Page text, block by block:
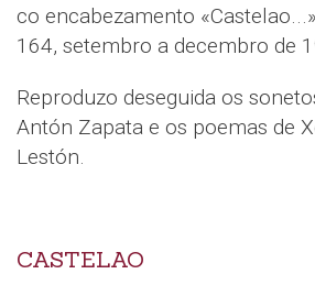
co encabezamento
164, setembro a decembro de
Reproduzo deseguida os
Antón Zapata e os poemas de
Lestón.
CASTELAO